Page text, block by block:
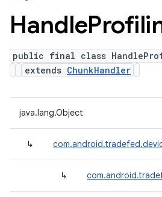
Handle
public final class
extends ChunkHandler
java.lang.Object
↳
↳